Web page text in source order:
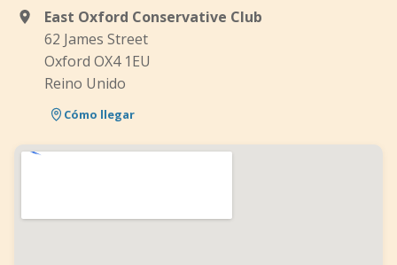
East Oxford Conservative Club
62 James Street
Oxford OX4 1EU
Reino Unido
Cómo llegar